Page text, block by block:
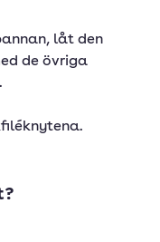
låt den
de övriga